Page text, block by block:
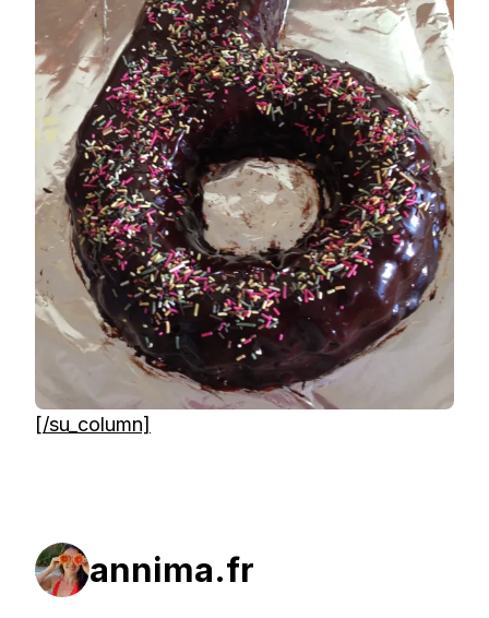
[/su_column]
annima.fr